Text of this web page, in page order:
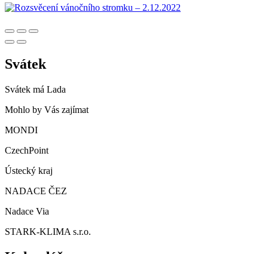
Svátek
Svátek má Lada
Mohlo by Vás zajímat
MONDI
CzechPoint
Ústecký kraj
NADACE ČEZ
Nadace Via
STARK-KLIMA s.r.o.